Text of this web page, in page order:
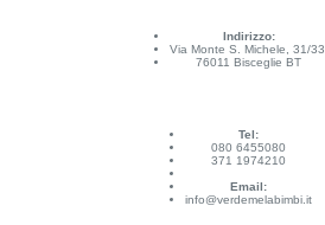
Indirizzo:
Via Monte S. Michele, 31/33,
76011 Bisceglie BT
Tel:
080 6455080
371 1974210
Email:
info@verdemelabimbi.it